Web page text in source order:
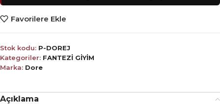
Favorilere Ekle
Stok kodu: P-DOREJ
Kategoriler: FANTEZİ GİYİM
Marka: Dore
Açıklama